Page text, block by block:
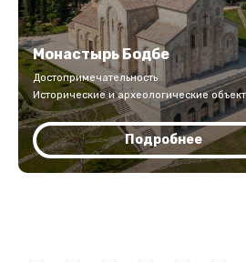
Монастырь Бодбе
Достопримечательность
Исторические и археологические
Подробнее